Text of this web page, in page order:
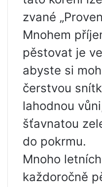
zvané
Mnohem
pěstovat je
abyste si
čerstvou
lahodnou
šťavnatou
do pokrmu.
Mnoho
každoročně